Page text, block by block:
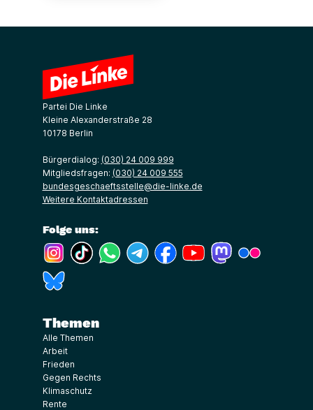
Partei Die Linke
Kleine Alexanderstraße 28
10178 Berlin
Bürgerdialog: (030) 24 009 999
Mitgliedsfragen: (030) 24 009 555
bundesgeschaeftsstelle@die-linke.de
Weitere Kontaktadressen
Folge uns:
(Link öffnet ein neues Fenster)
(Link öffnet ein neues Fenster)
(Link öffnet ein neues Fenster)
(Link öffnet ein neues Fenster)
(Link öffnet ein neues Fenster)
(Link öffnet ein neues
(Link öffnet ein
Themen
Alle Themen
Arbeit
Frieden
Gegen Rechts
Klimaschutz
Rente